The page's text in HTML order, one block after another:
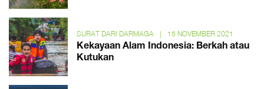
SURAT DARI DARMAGA | 15 NOVEMBER 2021
Kekayaan Alam Indonesia: Berkah atau
Kutukan